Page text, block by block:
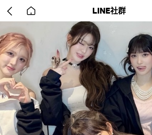
back
to
LINE社群